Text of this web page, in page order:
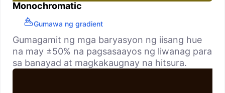
Monochromatic
Gumawa ng gradient
Gumagamit ng mga baryasyon ng iisang hue
na may ±50% na pagsasaayos ng liwanag para
sa banayad at magkakaugnay na hitsura.